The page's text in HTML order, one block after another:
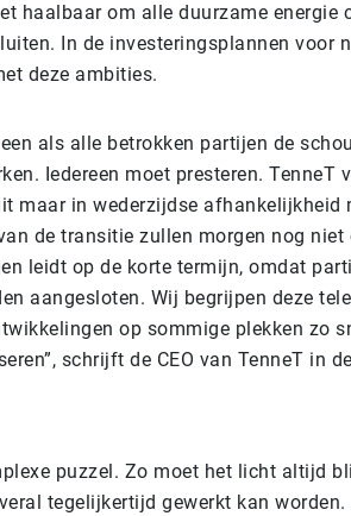
haalbaar om alle duurzame energie
In de investeringsplannen voor
deze ambities.
als alle betrokken partijen de
Iedereen moet presteren. TenneT
maar in wederzijdse afhankelijkheid
de transitie zullen morgen nog niet
leidt op de korte termijn, omdat
aangesloten. Wij begrijpen deze
op sommige plekken zo
schrijft de CEO van TenneT in
puzzel. Zo moet het licht altijd
tegelijkertijd gewerkt kan